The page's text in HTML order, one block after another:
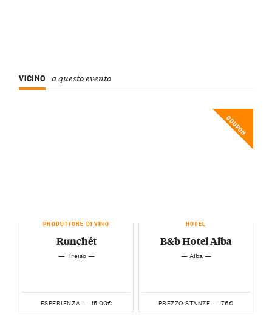
VICINO a questo evento
PRODUTTORE DI VINO
Runchét
— Treiso —
ESPERIENZA — 15.00€
COUPON
HOTEL
B&b Hotel Alba
— Alba —
PREZZO STANZE — 76€